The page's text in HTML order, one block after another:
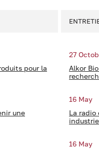
pour la
une
27
Alkor
16 May
La
16 May